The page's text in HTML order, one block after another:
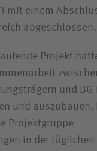
Besucher
mit einem
abgeschlossen.
Projekt
und BG
und auszubauen.
Projektgruppe
in der täglichen